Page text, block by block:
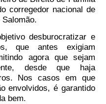
corregedor nacional de
desburocratizar e
que antes exigiam
agora que sejam
desde que haja
Nos casos em que
envolvidos, é garantido
bem.